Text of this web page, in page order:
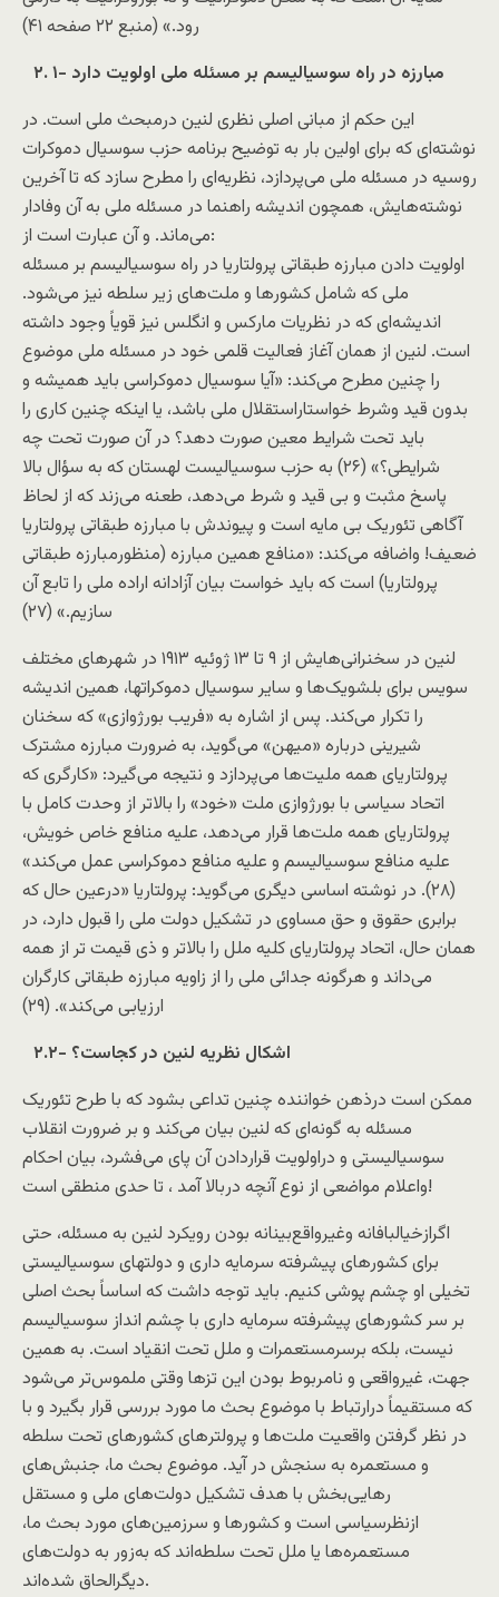
رود.» (منبع ۲۲ صفحه ۴۱)
۲. ۱- مبارزه در راه سوسياليسم بر مسئله ملی اولويت دارد
این حکم از مبانی اصلی نظری لنين درمبحث ملی است. در
نوشته‌ای که برای اولين بار به توضيح برنامه حزب سوسيال دموکرات
روسيه در مسئله ملی می‌پردازد، نظريه‌ای را مطرح سازد که تا آخرين
نوشته‌هايش، همچون انديشه راهنما در مسئله ملی به آن وفادار
می‌ماند. و آن عبارت است از:
اولويت دادن مبارزه طبقاتی پرولتاريا در راه سوسياليسم بر مسئله
ملی که شامل کشورها و ملت‌های زير سلطه نيز می‌شود.
انديشه‌ای که در نظريات مارکس و انگلس نيز قوياً وجود داشته
است. لنين از همان آغاز فعاليت قلمی خود در مسئله ملی موضوع
را چنين مطرح می‌کند: «آيا سوسيال دموکراسی بايد هميشه و
بدون قيد وشرط خواستاراستقلال ملی باشد، يا اينکه چنين کاری را
بايد تحت شرايط معين صورت دهد؟ در آن صورت تحت چه
شرايطی؟» (۲۶) به حزب سوسياليست لهستان که به سؤال بالا
پاسخ مثبت و بی قيد و شرط می‌دهد، طعنه می‌زند که از لحاظ
آگاهی تئوريک بی مايه است و پيوندش با مبارزه طبقاتی پرولتاريا
ضعيف! واضافه می‌کند: «منافع همين مبارزه (منظورمبارزه طبقاتی
پرولتاريا) است که بايد خواست بيان آزادانه اراده ملی را تابع آن
سازيم.» (۲۷)
لنين در سخنرانی‌هايش از ۹ تا ۱۳ ژوئيه ۱۹۱۳ در شهرهای مختلف
سويس برای بلشويک‌ها و ساير سوسيال دموکراتها، همين انديشه
را تکرار می‌کند. پس از اشاره به «فريب بورژوازی» که سخنان
شيرينی درباره «ميهن» می‌گويد، به ضرورت مبارزه مشترک
پرولتاريای همه مليت‌ها می‌پردازد و نتيجه می‌گيرد: «کارگری که
اتحاد سياسی با بورژوازی ملت «خود» را بالاتر از وحدت کامل با
پرولتاريای همه ملت‌ها قرار می‌دهد، عليه منافع خاص خويش،
عليه منافع سوسياليسم و عليه منافع دموکراسی عمل می‌کند»
(۲۸). در نوشته اساسی ديگری می‌گويد: پرولتاريا «درعين حال که
برابری حقوق و حق مساوی در تشکيل دولت ملی را قبول دارد، در
همان حال، اتحاد پرولتاريای کليه ملل را بالاتر و ذی قيمت تر از همه
می‌داند و هرگونه جدائی ملی را از زاويه مبارزه طبقاتی کارگران
ارزيابی می‌کند». (۲۹)
۲.۲- اشکال نظريه لنين در کجاست؟
ممکن است درذهن خواننده چنين تداعی بشود که با طرح تئوريک
مسئله به گونه‌ای که لنین بیان می‌کند و بر ضرورت انقلاب
سوسياليستی و دراولويت قراردادن آن پای می‌فشرد، بيان احکام
واعلام مواضعی از نوع آنچه دربالا آمد ، تا حدی منطقی است!
اگرازخیالبافانه وغیرواقع‌بینانه بودن رویکرد لنين به مسئله، حتی
برای کشورهای پیشرفته سرمایه داری و دولتهای سوسیالیستی
تخیلی او چشم پوشی کنیم. بايد توجه داشت که اساساً بحث اصلی
بر سر کشورهای پيشرفته سرمايه داری با چشم انداز سوسياليسم
نيست، بلکه برسرمستعمرات و ملل تحت انقیاد است. به همين
جهت، غيرواقعی و نامربوط بودن اين تزها وقتی ملموس‌تر می‌شود
که مستقيماً درارتباط با موضوع بحث ما مورد بررسی قرار بگيرد و با
در نظر گرفتن واقعيت ملت‌ها و پرولتر‌های کشورهای تحت سلطه
و مستعمره به سنجش در آيد. موضوع بحث ما، جنبش‌های
رهايی‌بخش با هدف تشکيل دولت‌های ملی و مستقل
ازنظرسياسی است و کشورها و سرزمين‌های مورد بحث ما،
مستعمره‌ها يا ملل تحت سلطه‌اند که به‌زور به دولت‌های
ديگرالحاق شده‌اند.